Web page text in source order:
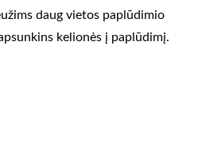
daug vietos paplūdimio
kelionės į paplūdimį.